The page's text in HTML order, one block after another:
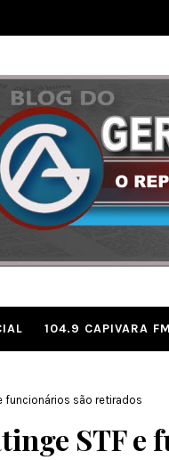
104.9 CAPIVARA FM
funcionários são retirados
STF e